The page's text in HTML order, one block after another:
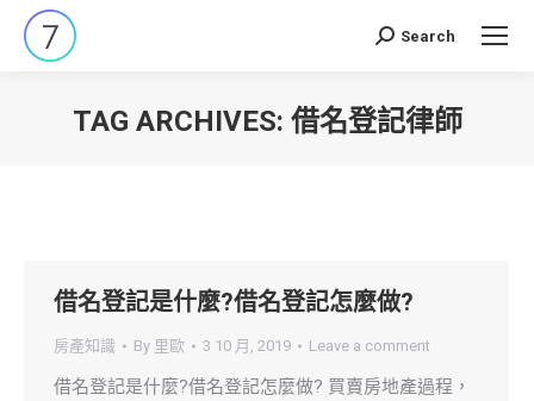
Search:
Search
TAG ARCHIVES: 借名登記律師
借名登記是什麼?借名登記怎麼做?
房產知識 By 里歐 3 10 月, 2019 Leave a comment
借名登記是什麼?借名登記怎麼做? 買賣房地產過程，